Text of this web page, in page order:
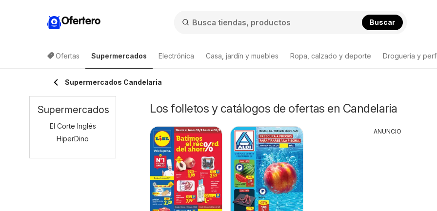
Ofertero Buscar
Ofertas Supermercados Electrónica Casa, jardín y muebles Ropa, calzado y deporte Droguería y
Supermercados Candelaria
Los folletos y catálogos de ofertas en Candelaria
ANUNCIO
Supermercados
El Corte Inglés
HiperDino